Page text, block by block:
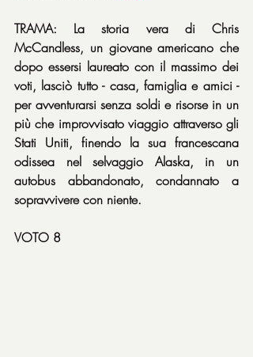
TRAMA: La storia vera di Chris
McCandless, un giovane americano che
dopo essersi laureato con il massimo dei
voti, lasciò tutto - casa, famiglia e amici -
per avventurarsi senza soldi e risorse in un
più che improvvisato viaggio attraverso gli
Stati Uniti, finendo la sua francescana
odissea nel selvaggio Alaska, in un
autobus abbandonato, condannato a
sopravvivere con niente.
VOTO 8